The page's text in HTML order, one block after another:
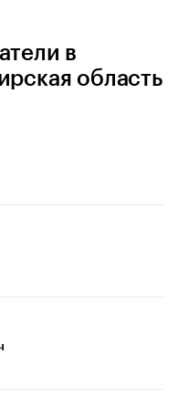
в
область